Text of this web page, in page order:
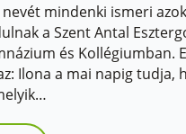
mindenki ismeri
a Szent Antal
és Kollégiumban.
Ilona a mai napig tudja,